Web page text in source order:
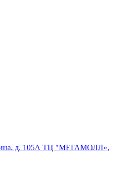
д. 105А ТЦ "МЕГАМОЛЛ»,